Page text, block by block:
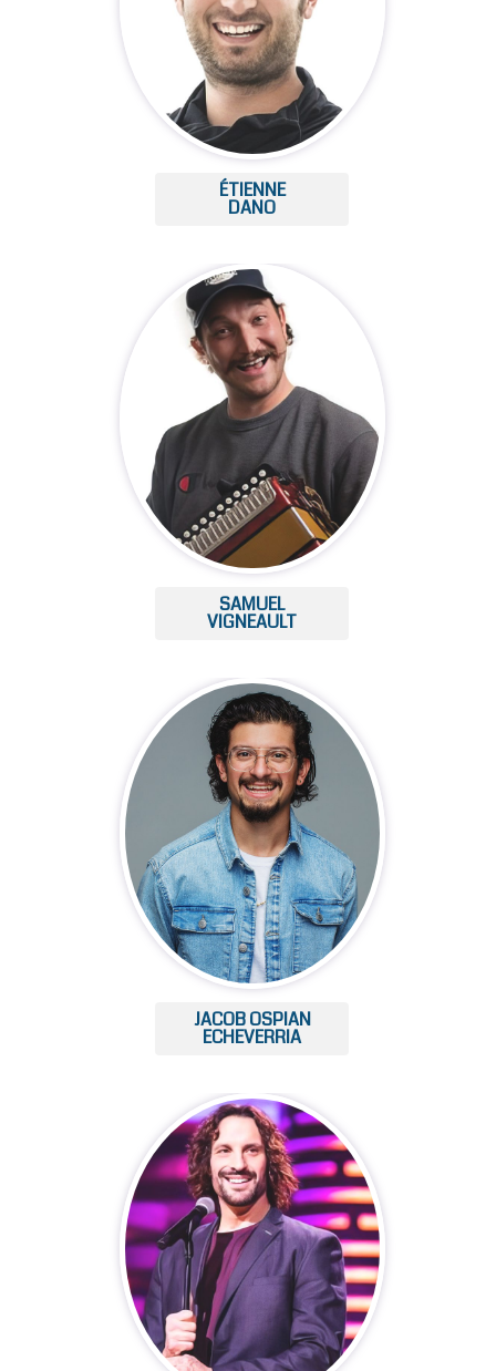
ÉTIENNE
DANO
SAMUEL
VIGNEAULT
JACOB OSPIAN
ECHEVERRIA